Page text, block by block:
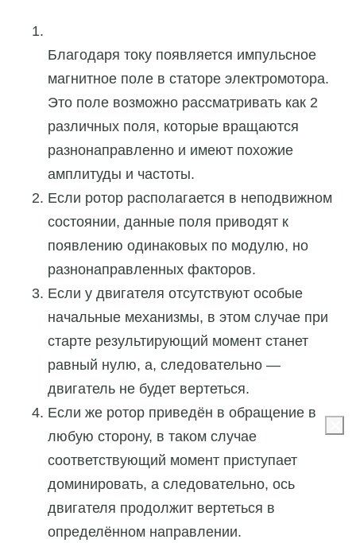
Благодаря току появляется импульсное
магнитное поле в статоре электромотора.
Это поле возможно рассматривать как 2
различных поля, которые вращаются
разнонаправленно и имеют похожие
амплитуды и частоты.
Если ротор располагается в неподвижном
состоянии, данные поля приводят к
появлению одинаковых по модулю, но
разнонаправленных факторов.
Если у двигателя отсутствуют особые
начальные механизмы, в этом случае при
старте результирующий момент станет
равный нулю, а, следовательно —
двигатель не будет вертеться.
Если же ротор приведён в обращение в
любую сторону, в таком случае
соответствующий момент приступает
доминировать, а следовательно, ось
двигателя продолжит вертеться в
определённом направлении.